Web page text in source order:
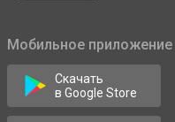
Мобильное приложение
Скачать
в Google Store